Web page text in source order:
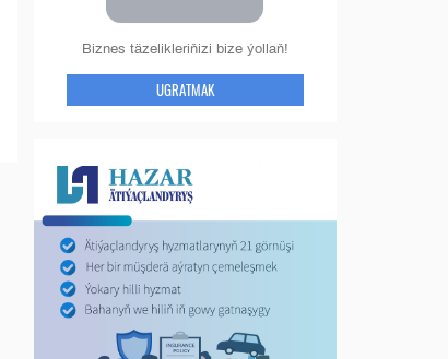
Biznes täzelikleriňizi bize ýollaň!
UGRATMAK